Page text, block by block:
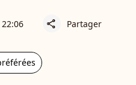
share Partager